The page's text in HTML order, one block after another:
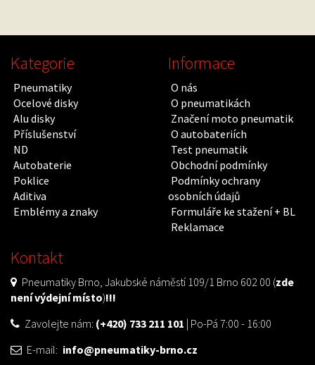
Kategorie
Pneumatiky
Ocelové disky
Alu disky
Příslušenství
ND
Autobaterie
Poklice
Aditiva
Emblémy a znaky
Informace
O nás
O pneumatikách
Značení moto pneumatik
O autobateriích
Test pneumatik
Obchodní podmínky
Podmínky ochrany
osobních údajů
Formuláře ke stažení + BL
Reklamace
Kontakt
Pneumatiky Brno, Jakubské náměstí 109/1 Brno 602 00 (zde
není výdejní místo)!!!
Zavolejte nám: (+420) 733 211 101 | Po-Pá 7:00 - 16:00
E-mail: info@pneumatiky-brno.cz